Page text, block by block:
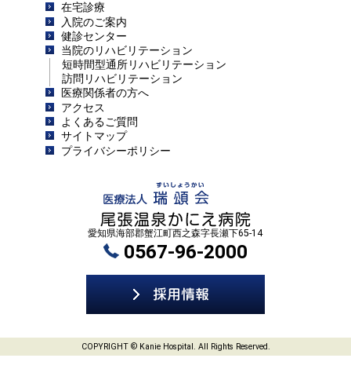
在宅診療
入院のご案内
健診センター
当院のリハビリテーション
短時間型通所リハビリテーション
訪問リハビリテーション
医療関係者の方へ
アクセス
よくあるご質問
サイトマップ
プライバシーポリシー
愛知県海部郡蟹江町西之森字長瀬下65-14
0567-96-2000
COPYRIGHT © Kanie Hospital. All Rights Reserved.